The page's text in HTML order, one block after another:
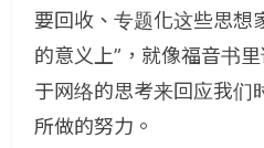
要回收、专题化这些思想
的意义上”，就像福音书
于网络的思考来回应我们
所做的努力。